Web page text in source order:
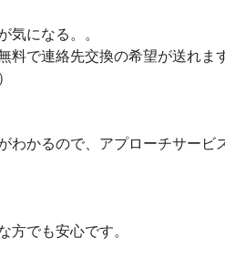
になる。。
料で連絡先交換の希望が送れま
わかるので、アプローチサービ
でも安心です。